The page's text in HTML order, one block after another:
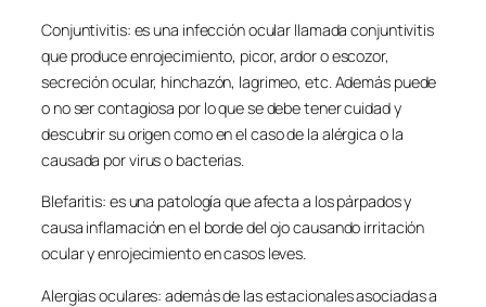
Conjuntivitis: es una infección ocular llamada conjuntivitis
que produce enrojecimiento, picor, ardor o escozor,
secreción ocular, hinchazón, lagrimeo, etc. Además puede
o no ser contagiosa por lo que se debe tener cuidad y
descubrir su origen como en el caso de la alérgica o la
causada por virus o bacterias.
Blefaritis: es una patología que afecta a los párpados y
causa inflamación en el borde del ojo causando irritación
ocular y enrojecimiento en casos leves.
Alergias oculares: además de las estacionales asociadas a